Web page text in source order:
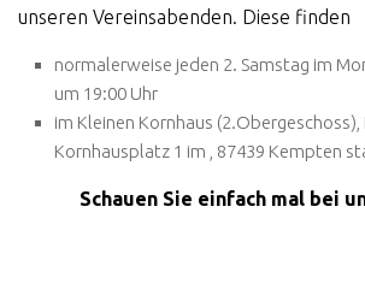
unseren Vereinsabenden. Diese finden
normalerweise jeden 2. Samstag im
um 19:00 Uhr
im Kleinen Kornhaus (2.Obergeschoss),
Kornhausplatz 1 im , 87439 Kempten
Schauen Sie einfach mal bei